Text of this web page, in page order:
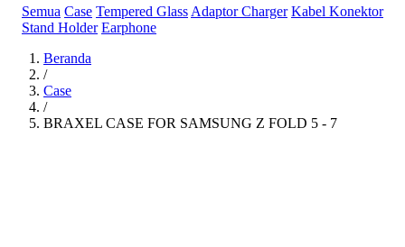
Semua Case Tempered Glass Adaptor Charger Kabel Konektor
Stand Holder Earphone
Beranda
/
Case
/
BRAXEL CASE FOR SAMSUNG Z FOLD 5 - 7